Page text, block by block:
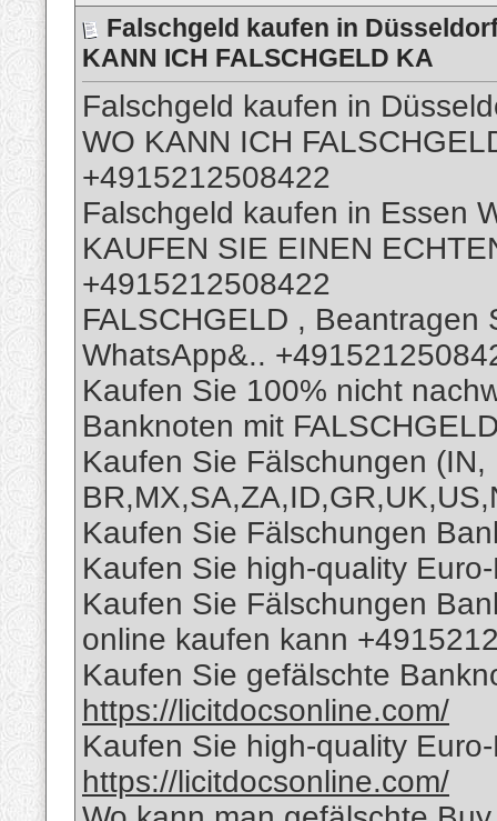
Falschgeld kaufen in
KANN ICH FALSCHGELD KA
Falschgeld kaufen in
WO KANN ICH
+4915212508422
Falschgeld kaufen in Essen
KAUFEN SIE EINEN
+4915212508422
FALSCHGELD , Beantragen
WhatsApp&..
Kaufen Sie 100% nicht
Banknoten mit
Kaufen Sie Fälschungen (IN,
Kaufen Sie Fälschungen
Kaufen Sie high-quality
Kaufen Sie Fälschungen
online kaufen kann
Kaufen Sie gefälschte
https://licitdocsonline.com/
Kaufen Sie high-quality
https://licitdocsonline.com/